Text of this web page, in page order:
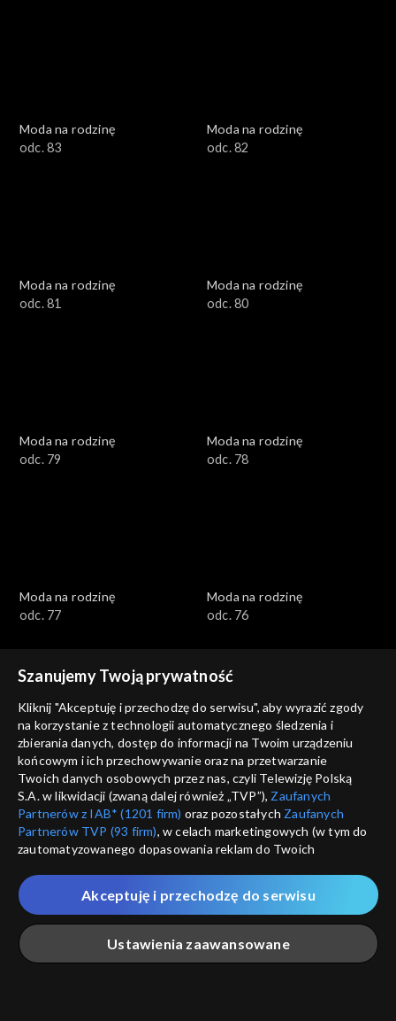
Moda na rodzinę
odc. 83
Moda na rodzinę
odc. 82
Moda na rodzinę
odc. 81
Moda na rodzinę
odc. 80
Moda na rodzinę
odc. 79
Moda na rodzinę
odc. 78
Moda na rodzinę
odc. 77
Moda na rodzinę
odc. 76
Moda na rodzinę
odc. 75
Moda na rodzinę
odc. 74
Moda na rodzinę
odc. 73
Moda na rodzinę
odc. 72
Szanujemy Twoją prywatność
Kliknij "Akceptuję i przechodzę do serwisu", aby wyrazić zgody
na korzystanie z technologii automatycznego śledzenia i
zbierania danych, dostęp do informacji na Twoim urządzeniu
końcowym i ich przechowywanie oraz na przetwarzanie
Twoich danych osobowych przez nas, czyli Telewizję Polską
S.A. w likwidacji (zwaną dalej również „TVP”), Zaufanych
Partnerów z IAB* (1201 firm) oraz pozostałych Zaufanych
Partnerów TVP (93 firm), w celach marketingowych (w tym do
zautomatyzowanego dopasowania reklam do Twoich
które wskazujemy poniżej, a także zgody na udostępnianie
przez nas identyfikatora PPID do Google.
Twoje dane osobowe zbierane podczas odwiedzania przez
Ciebie naszych
poszczególnych serwisówzwanych dalej
„Portalem”, w tym informacje zapisywane za pomocą
Ustawienia zaawansowane
Akceptuję i przechodzę do serwisu